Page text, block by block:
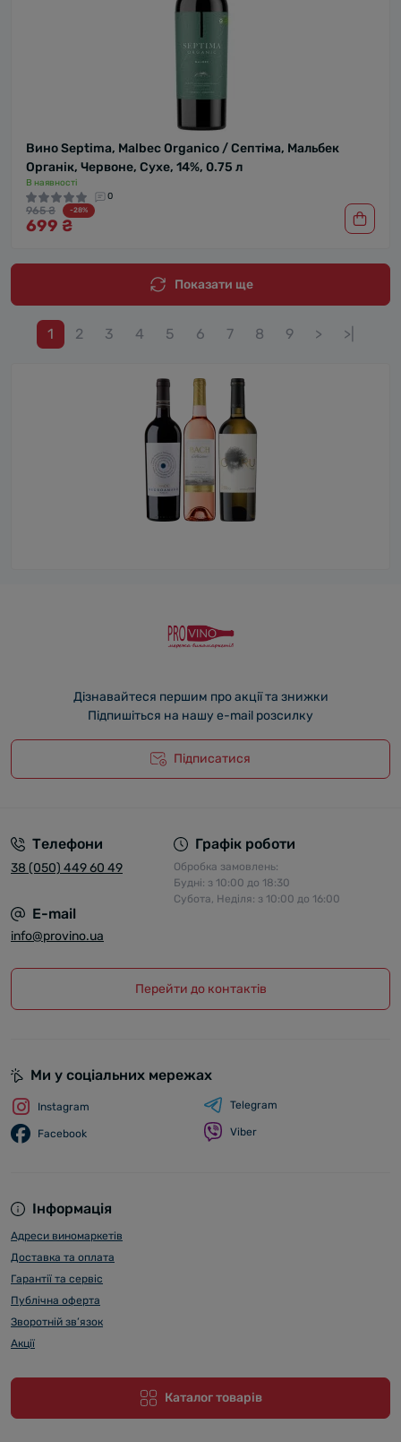
Вино Septima, Malbec Organico / Септіма, Мальбек
Органік, Червоне, Сухе, 14%, 0.75 л
В наявності
0
965 ₴ -28%
699 ₴
Показати ще
1 2 3 4 5 6 7 8 9 > >|
Дізнавайтеся першим про акції та знижки
Підпишіться на нашу e-mail розсилку
Підписатися
Телефони
38 (050) 449 60 49
Графік роботи
Обробка замовлень:
Будні: з 10:00 до 18:30
Субота, Неділя: з 10:00 до 16:00
E-mail
info@provino.ua
Перейти до контактів
Інформація
Адреси виномаркетів
Доставка та оплата
Гарантії та сервіс
Публічна оферта
Зворотній зв’язок
Акції
Каталог товарів
Ми у соціальних мережах
Instagram
Facebook
Telegram
Viber